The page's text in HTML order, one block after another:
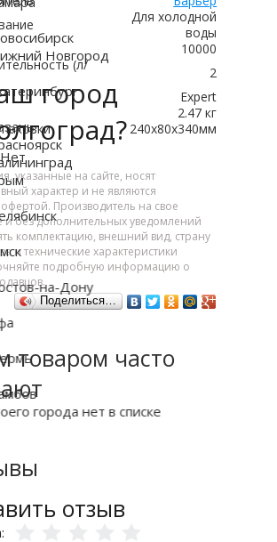
Для холодной
воды
10000
(л/
2
Expert
2.47 кг
240x80x340мм
указанные на сайте, носят
характер и не являются
Производитель на свое
и без дополнительных уведомлений
комплектацию, внешний вид, страну
и технические характеристики
подробную информацию о
Поделиться…
товаром часто
отзыв
город
Нет
Новгород
на-Дону
города нет в списке